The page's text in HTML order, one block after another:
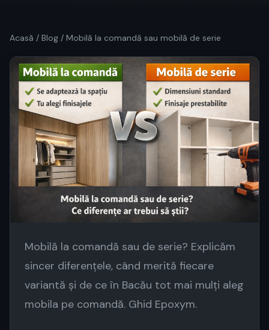
Acasă / Blog / Mobilă la comandă sau mobilă de serie
Mobilă la comandă sau de serie? Explicăm
sincer diferențele, când merită fiecare
variantă și de ce în Bacău tot mai mulți aleg
mobila pe comandă. Ghid Epoxym.